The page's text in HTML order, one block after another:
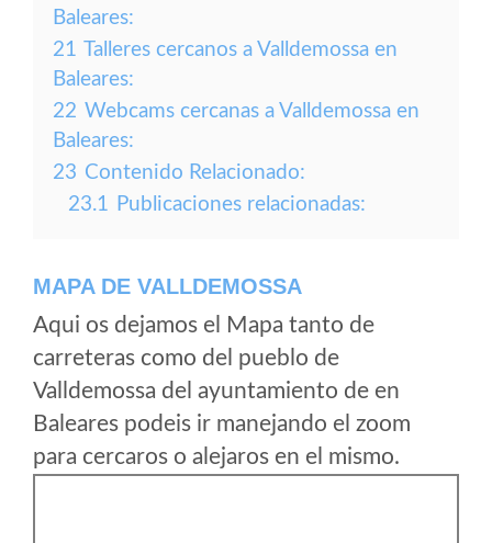
Baleares:
21 Talleres cercanos a Valldemossa en
Baleares:
22 Webcams cercanas a Valldemossa en
Baleares:
23 Contenido Relacionado:
23.1 Publicaciones relacionadas:
MAPA DE VALLDEMOSSA
Aqui os dejamos el Mapa tanto de
carreteras como del pueblo de
Valldemossa del ayuntamiento de en
Baleares podeis ir manejando el zoom
para cercaros o alejaros en el mismo.